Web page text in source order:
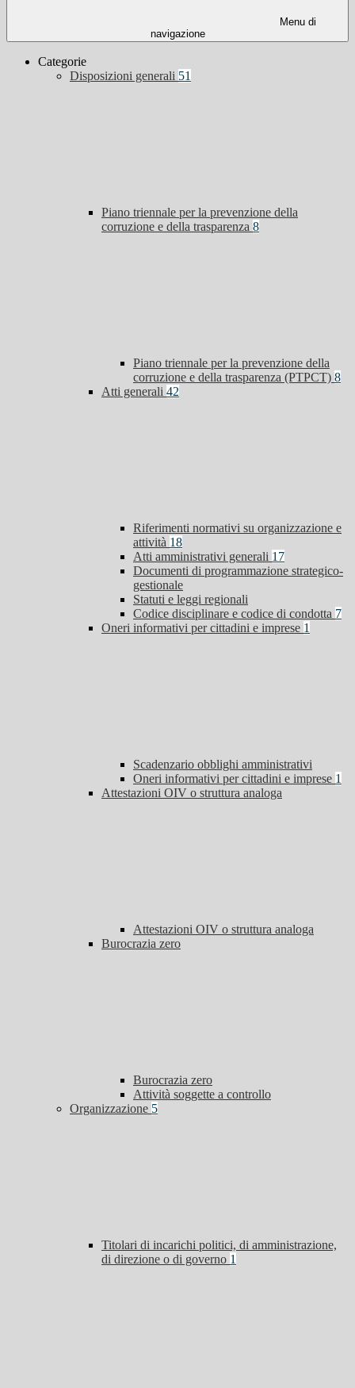
Menu di
navigazione
Categorie
Disposizioni generali 51
Piano triennale per la prevenzione della
corruzione e della trasparenza 8
Piano triennale per la prevenzione della
corruzione e della trasparenza (PTPCT) 8
Atti generali 42
Riferimenti normativi su organizzazione e
attività 18
Atti amministrativi generali 17
Documenti di programmazione strategico-
gestionale
Statuti e leggi regionali
Codice disciplinare e codice di condotta 7
Oneri informativi per cittadini e imprese 1
Scadenzario obblighi amministrativi
Oneri informativi per cittadini e imprese 1
Attestazioni OIV o struttura analoga
Attestazioni OIV o struttura analoga
Burocrazia zero
Burocrazia zero
Attività soggette a controllo
Organizzazione 5
Titolari di incarichi politici, di amministrazione,
di direzione o di governo 1